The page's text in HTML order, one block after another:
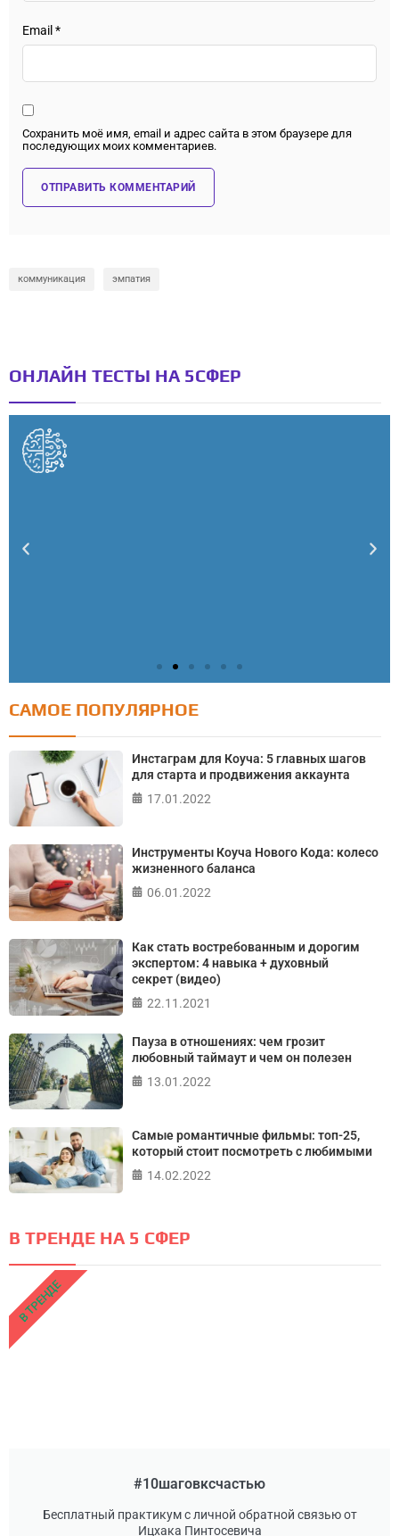
Email *
Сохранить моё имя, email и адрес сайта в этом браузере для
последующих моих комментариев.
коммуникация эмпатия
ОНЛАЙН ТЕСТЫ НА 5СФЕР
Тест: Как я контролирую свою жизнь?
Онлайн тест на основе шкалы локуса контроля
Джулиана Роттера
САМОЕ ПОПУЛЯРНОЕ
Инстаграм для Коуча: 5 главных шагов
для старта и продвижения аккаунта
17.01.2022
Инструменты Коуча Нового Кода: колесо
жизненного баланса
06.01.2022
Как стать востребованным и дорогим
экспертом: 4 навыка + духовный
секрет (видео)
22.11.2021
Пауза в отношениях: чем грозит
любовный таймаут и чем он полезен
13.01.2022
Самые романтичные фильмы: топ-25,
который стоит посмотреть с любимыми
14.02.2022
В ТРЕНДЕ НА 5 СФЕР
#10шаговксчастью
Бесплатный практикум с личной обратной связью от
Ицхака Пинтосевича
В ТРЕНДЕ